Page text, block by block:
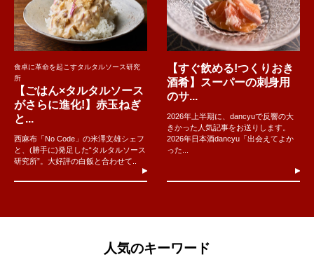
食卓に革命を起こすタルタルソース研究
所
【ごはん×タルタルソース
がさらに進化!】赤玉ねぎ
と...
西麻布「No Code」の米澤文雄シェフ
と、(勝手に)発足した“タルタルソース
研究所”。大好評の白飯と合わせて..
【すぐ飲める!つくりおき
酒肴】スーパーの刺身用
のサ...
2026年上半期に、dancyuで反響の大
きかった人気記事をお送りします。
2026年日本酒dancyu「出会えてよか
った...
人気のキーワード